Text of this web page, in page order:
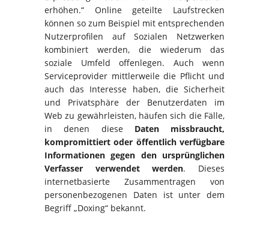
erhöhen.“ Online geteilte Laufstrecken
können so zum Beispiel mit entsprechenden
Nutzerprofilen auf Sozialen Netzwerken
kombiniert werden, die wiederum das
soziale Umfeld offenlegen. Auch wenn
Serviceprovider mittlerweile die Pflicht und
auch das Interesse haben, die Sicherheit
und Privatsphäre der Benutzerdaten im
Web zu gewährleisten, häufen sich die Fälle,
in denen diese Daten
missbraucht,
kompromittiert oder öffentlich verfügbare
Informationen gegen den ursprünglichen
Verfasser verwendet werden. Dieses
internetbasierte Zusammentragen von
personenbezogenen Daten ist unter dem
Begriff „Doxing“ bekannt.